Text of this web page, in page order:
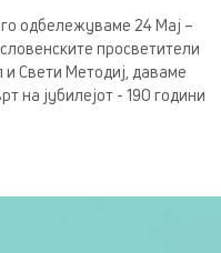
одбележуваме 24 Мај –
просветители
и Свети Методиј, даваме
на јубилејот - 190 години